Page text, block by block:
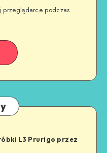
podczas
L3 Prurigo przez